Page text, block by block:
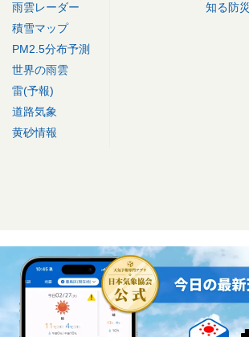
雨雲レーダー
積雪マップ
PM2.5分布予測
世界の雨雲
雷(予報)
道路気象
黄砂情報
知る防災